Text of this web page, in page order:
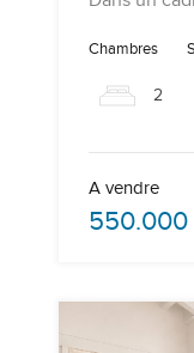
Chambres
2
A vendre